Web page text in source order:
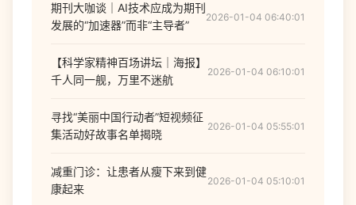
期刊大咖谈｜AI技术应成为期刊
发展的“加速器”而非“主导者”
2026-01-04 06:40:01
【科学家精神百场讲坛｜海报】
千人同一舰，万里不迷航
2026-01-04 06:10:01
寻找“美丽中国行动者”短视频征
集活动好故事名单揭晓
2026-01-04 05:55:01
减重门诊：让患者从瘦下来到健
康起来
2026-01-04 05:10:01